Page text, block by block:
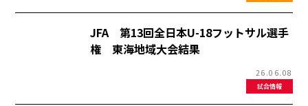
試合情報
26.06.08
JFA 第13回全日本U-18フットサル選手
権 東海地域大会結果